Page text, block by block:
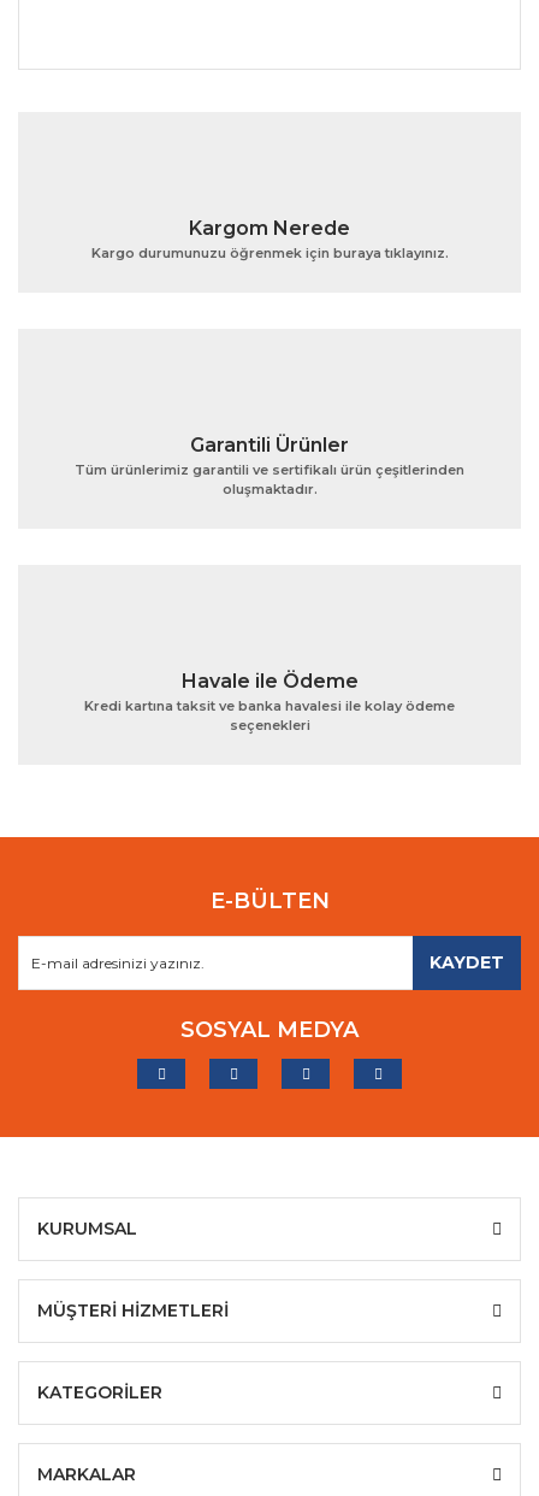
Bu ürünün fiyat bilgisi, resim, ürün açıklamalarında ve
Ürün açıklamasında eksik bilgiler bulunuyor.
Gönder
Kargom Nerede
Kargo durumunuzu öğrenmek için buraya tıklayınız.
Garantili Ürünler
Tüm ürünlerimiz garantili ve sertifikalı ürün çeşitlerinden
oluşmaktadır.
Havale ile Ödeme
Kredi kartına taksit ve banka havalesi ile kolay ödeme
seçenekleri
E-BÜLTEN
KAYDET
SOSYAL MEDYA
KURUMSAL
MÜŞTERİ HİZMETLERİ
KATEGORİLER
MARKALAR